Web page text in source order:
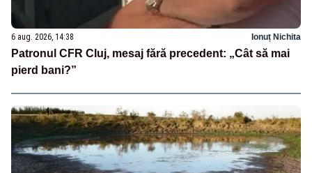
6 aug. 2026, 14:38 Ionuț Nichita
Patronul CFR Cluj, mesaj fără precedent: „Cât să mai
pierd bani?”